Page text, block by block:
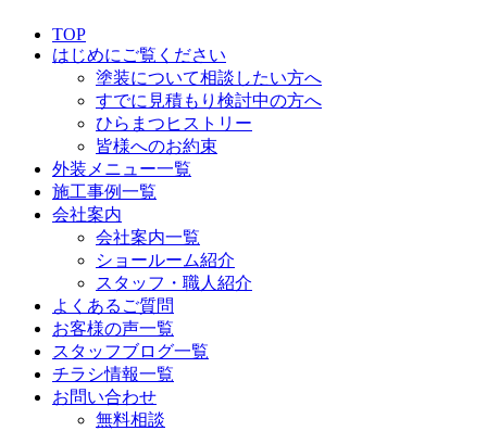
TOP
はじめにご覧ください
塗装について相談したい方へ
すでに見積もり検討中の方へ
ひらまつヒストリー
皆様へのお約束
外装メニュー一覧
施工事例一覧
会社案内
会社案内一覧
ショールーム紹介
スタッフ・職人紹介
よくあるご質問
お客様の声一覧
スタッフブログ一覧
チラシ情報一覧
お問い合わせ
無料相談